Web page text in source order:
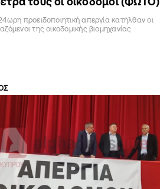
προειδοποιητική απεργία κατήλθαν οι
της οικοδομικής βιομηχανίας